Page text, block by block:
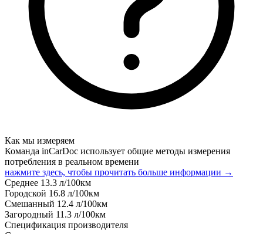
Как мы измеряем
Команда inCarDoc использует общие методы измерения
потребления в реальном времени
нажмите здесь, чтобы прочитать больше информации →
Среднее 13.3 л/100км
Городской 16.8 л/100км
Смешанный 12.4 л/100км
Загородный 11.3 л/100км
Спецификация производителя